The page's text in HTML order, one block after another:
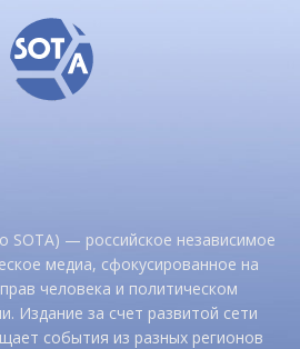
SOTA) — российское независимое
медиа, сфокусированное на
человека и политическом
Издание за счет развитой сети
события из разных регионов